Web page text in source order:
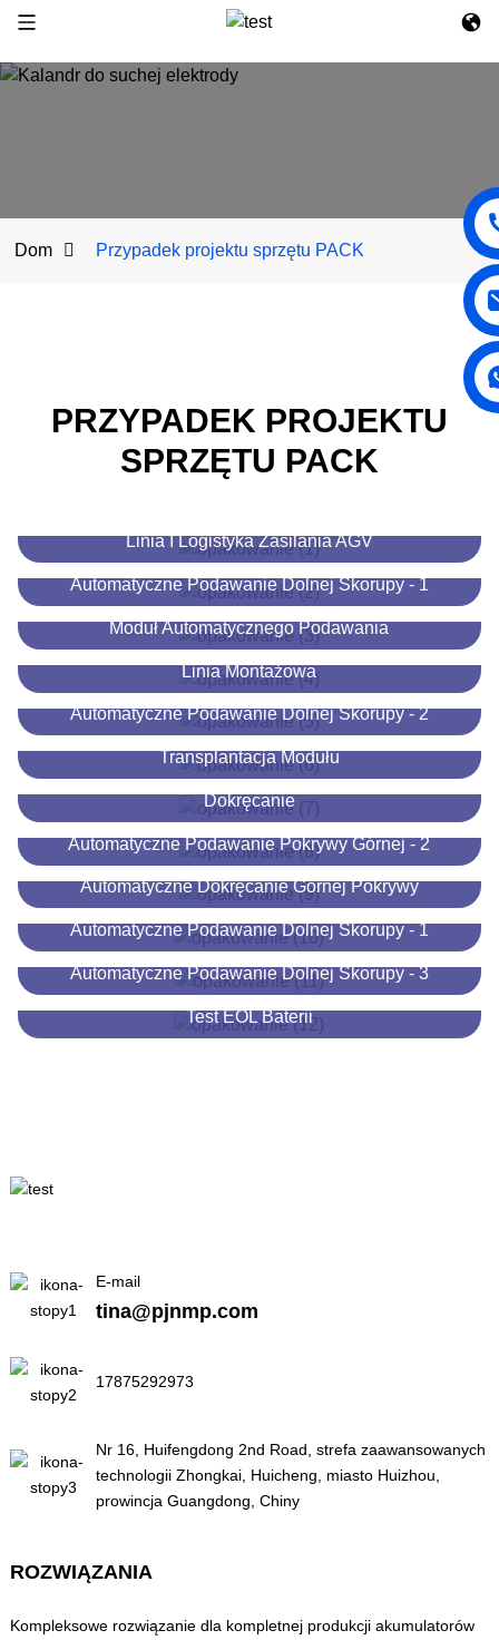
Dom Przypadek projektu sprzętu PACK
PRZYPADEK PROJEKTU
SPRZĘTU PACK
Linia I Logistyka Zasilania AGV
Automatyczne Podawanie Dolnej Skorupy - 1
Moduł Automatycznego Podawania
Linia Montażowa
Automatyczne Podawanie Dolnej Skorupy - 2
Transplantacja Modułu
Zamykanie Górnej Pokrywy I Automatyczne
Dokręcanie
Automatyczne Podawanie Pokrywy Górnej - 2
Automatyczne Dokręcanie Górnej Pokrywy
Automatyczne Podawanie Dolnej Skorupy - 1
Automatyczne Podawanie Dolnej Skorupy - 3
Test EOL Baterii
E-mail
tina@pjnmp.com
17875292973
Nr 16, Huifengdong 2nd Road, strefa zaawansowanych
technologii Zhongkai, Huicheng, miasto Huizhou,
prowincja Guangdong, Chiny
ROZWIĄZANIA
Kompleksowe rozwiązanie dla kompletnej produkcji akumulatorów